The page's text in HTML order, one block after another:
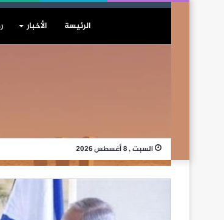
الرئيسة الأخبار
السبت , 8 أغسطس 2026